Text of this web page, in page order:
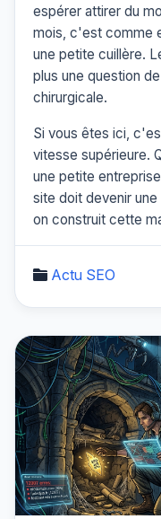
espérer attirer du
mois, c'est comme
une petite cuillère.
plus une question
chirurgicale.
Si vous êtes ici,
vitesse supérieure.
une petite
site doit devenir
on construit cette
Actu SEO